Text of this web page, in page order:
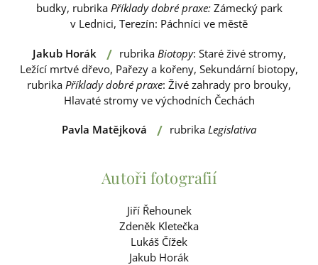
budky, rubrika Příklady dobré praxe:Zámecký park
v Lednici, Terezín: Páchníci ve městě
Jakub Horák / rubrika Biotopy: Staré živé stromy,
Ležící mrtvé dřevo, Pařezy a kořeny, Sekundární biotopy,
rubrika Příklady dobré praxe: Živé zahrady pro brouky,
Hlavaté stromy ve východních Čechách
Pavla Matějková / rubrika Legislativa
Autoři fotografií
Jiří Řehounek
Zdeněk Kletečka
Lukáš Čížek
Jakub Horák